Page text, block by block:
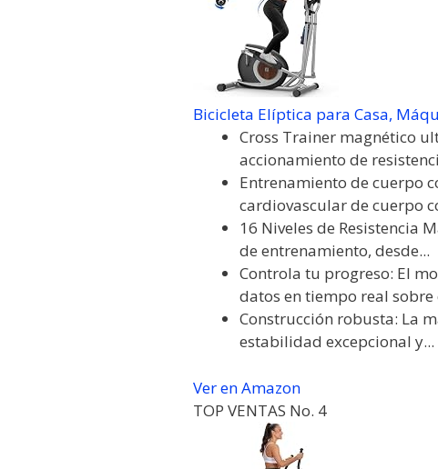
Bicicleta Elíptica para Casa,
Cross Trainer magnético
accionamiento de
Entrenamiento de cuerpo
cardiovascular de cuerpo
16 Niveles de Resistencia
de entrenamiento, desde...
Controla tu progreso: El
datos en tiempo real sobre
Construcción robusta: La
estabilidad excepcional y...
Ver en Amazon
TOP VENTAS No. 4